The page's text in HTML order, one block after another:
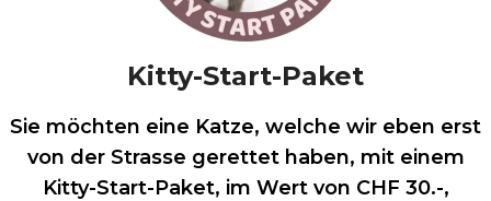
Kitty-Start-Paket
Sie möchten eine Katze, welche wir eben erst
von der Strasse gerettet haben, mit einem
Kitty-Start-Paket, im Wert von CHF 30.-,